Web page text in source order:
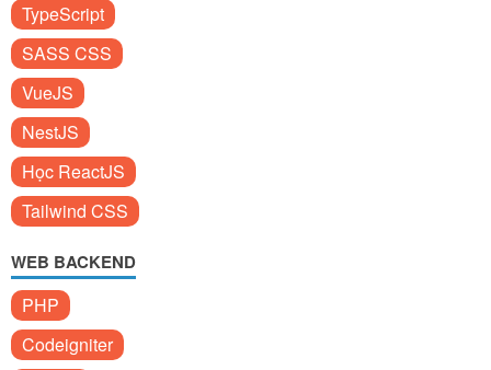
TypeScript
SASS CSS
VueJS
NestJS
Học ReactJS
Tailwind CSS
WEB BACKEND
PHP
Codeigniter